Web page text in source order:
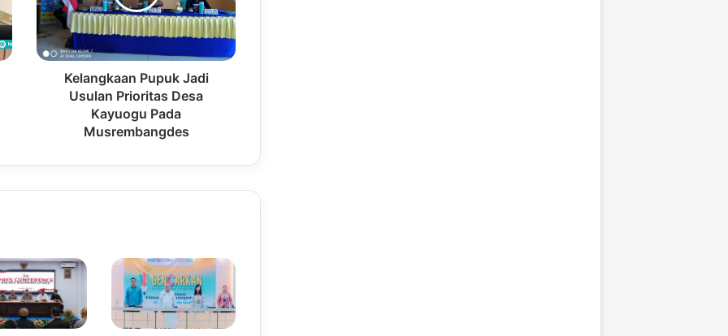
Kelangkaan Pupuk Jadi
Usulan Prioritas Desa
Kayuogu Pada
Musrembangdes